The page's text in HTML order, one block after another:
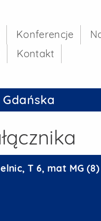
Konferencje
Kontakt
T 6, mat MG (8)